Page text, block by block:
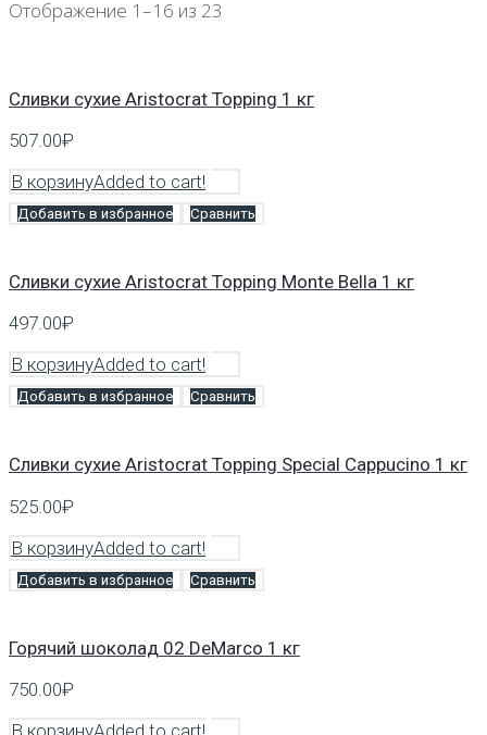
Отображение 1–16 из 23
Cливки сухие Aristocrat Topping 1 кг
507.00₽
В корзинуAdded to cart!
Добавить в избранное Сравнить
Cливки сухие Aristocrat Topping Monte Bella 1 кг
497.00₽
В корзинуAdded to cart!
Добавить в избранное Сравнить
Cливки сухие Aristocrat Topping Special Cappucino 1 кг
525.00₽
В корзинуAdded to cart!
Добавить в избранное Сравнить
Горячий шоколад 02 DeMarco 1 кг
750.00₽
В корзинуAdded to cart!